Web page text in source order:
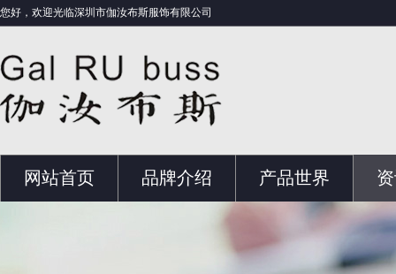
您好，欢迎光临深圳市伽汝布斯服饰有限公司
网站首页 品牌介绍 产品世界